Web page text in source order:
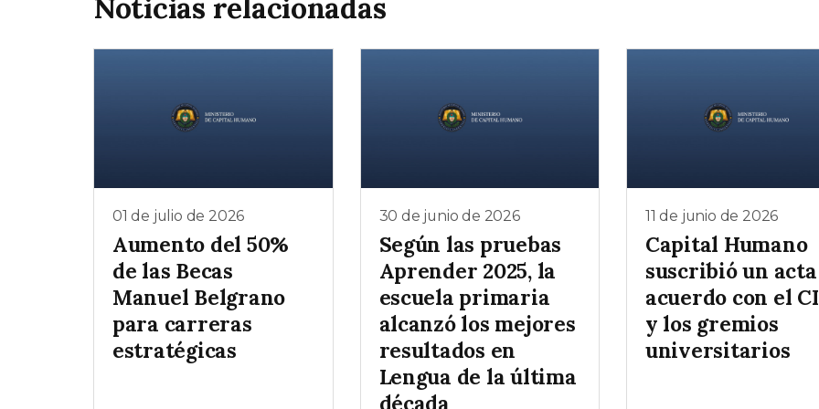
01 de julio de 2026
Aumento del 50%
de las Becas
Manuel Belgrano
para carreras
estratégicas
30 de junio de 2026
Según las pruebas
Aprender 2025, la
escuela primaria
alcanzó los mejores
resultados en
Lengua de la última
década
11 de junio de 2026
Capital Humano
suscribió un acta
acuerdo con el
y los gremios
universitarios